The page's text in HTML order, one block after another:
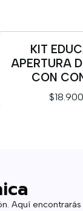
Cantidad
Nuevo
KIT
APERTURA
CON
Aquí